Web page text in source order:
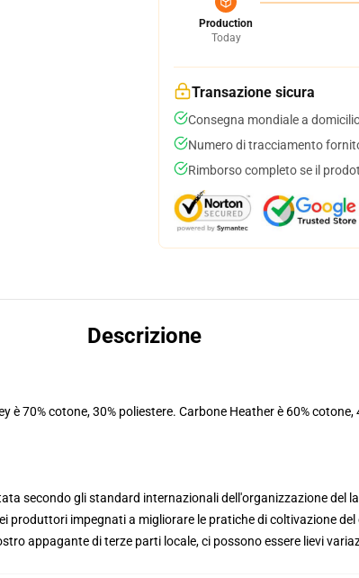
Production
Today
Transazione sicura
Consegna mondiale a
Numero di tracciamento
Rimborso completo se il
Descrizione
è 70% cotone, 30% poliestere. Carbone Heather è 60% cotone,
secondo gli standard internazionali dell'organizzazione del
produttori impegnati a migliorare le pratiche di coltivazione
appagante di terze parti locale, ci possono essere lievi